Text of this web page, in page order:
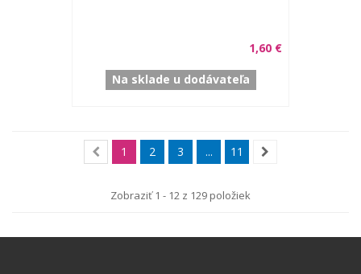
1,60 €
Na sklade u dodávateľa
1 2 3 ... 11
Zobraziť 1 - 12 z 129 položiek